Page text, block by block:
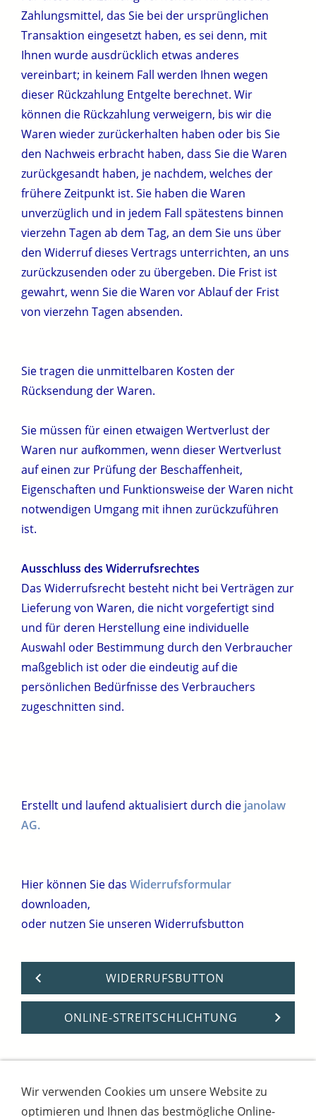
Zahlungsmittel, das Sie bei der ursprünglichen
Transaktion eingesetzt haben, es sei denn, mit
Ihnen wurde ausdrücklich etwas anderes
vereinbart; in keinem Fall werden Ihnen wegen
dieser Rückzahlung Entgelte berechnet. Wir
können die Rückzahlung verweigern, bis wir die
Waren wieder zurückerhalten haben oder bis Sie
den Nachweis erbracht haben, dass Sie die Waren
zurückgesandt haben, je nachdem, welches der
frühere Zeitpunkt ist. Sie haben die Waren
unverzüglich und in jedem Fall spätestens binnen
vierzehn Tagen ab dem Tag, an dem Sie uns über
den Widerruf dieses Vertrags unterrichten, an uns
zurückzusenden oder zu übergeben. Die Frist ist
gewahrt, wenn Sie die Waren vor Ablauf der Frist
von vierzehn Tagen absenden.
Sie tragen die unmittelbaren Kosten der
Rücksendung der Waren.
Sie müssen für einen etwaigen Wertverlust der
Waren nur aufkommen, wenn dieser Wertverlust
auf einen zur Prüfung der Beschaffenheit,
Eigenschaften und Funktionsweise der Waren nicht
notwendigen Umgang mit ihnen zurückzuführen
ist.
Ausschluss des Widerrufsrechtes
Das Widerrufsrecht besteht nicht bei Verträgen zur
Lieferung von Waren, die nicht vorgefertigt sind
und für deren Herstellung eine individuelle
Auswahl oder Bestimmung durch den Verbraucher
maßgeblich ist oder die eindeutig auf die
persönlichen Bedürfnisse des Verbrauchers
zugeschnitten sind.
Erstellt und laufend aktualisiert durch die janolaw
AG.
Hier können Sie das Widerrufsformular
downloaden,
oder nutzen Sie unseren Widerrufsbutton
WIDERRUFSBUTTON
ONLINE-STREITSCHLICHTUNG
Impressum AGB
Widerrufsbutton
Widerrufsrecht
Online-Streitschlichtung
Wir verwenden Cookies um unsere Website zu
optimieren und Ihnen das bestmögliche Online-